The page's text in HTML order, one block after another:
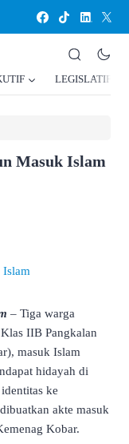
LEGISLATIF
Masuk Islam
– Tiga warga
IIB Pangkalan
masuk Islam
hidayah di
ke
akte masuk
Kobar.